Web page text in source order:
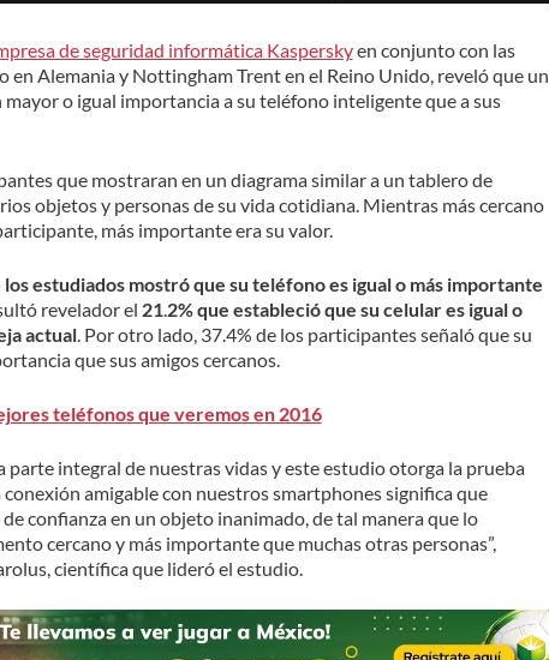
de seguridad informática Kasperskyen conjunto con las
en Alemania y Nottingham Trent en el Reino Unido, reveló que un
mayor o igual importancia a su teléfono inteligente que a sus
que mostraran en un diagrama similar a un tablero de
objetos y personas de su vida cotidiana. Mientras más cercano
más importante era su valor.
los estudiados mostró que su teléfono es igual o más importante
revelador el 21.2% que estableció que su celular es igual o
actual. Por otro lado, 37.4% de los participantes señaló que su
que sus amigos cercanos.
teléfonos que veremos en 2016
parte integral de nuestras vidas y este estudio otorga la prueba
amigable con nuestros smartphones significa que
confianza en un objeto inanimado, de tal manera que lo
cercano y más importante que muchas otras personas”,
científica que lideró el estudio.